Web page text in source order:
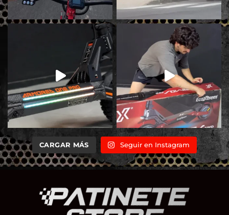
CARGAR MÁS Seguir en Instagram